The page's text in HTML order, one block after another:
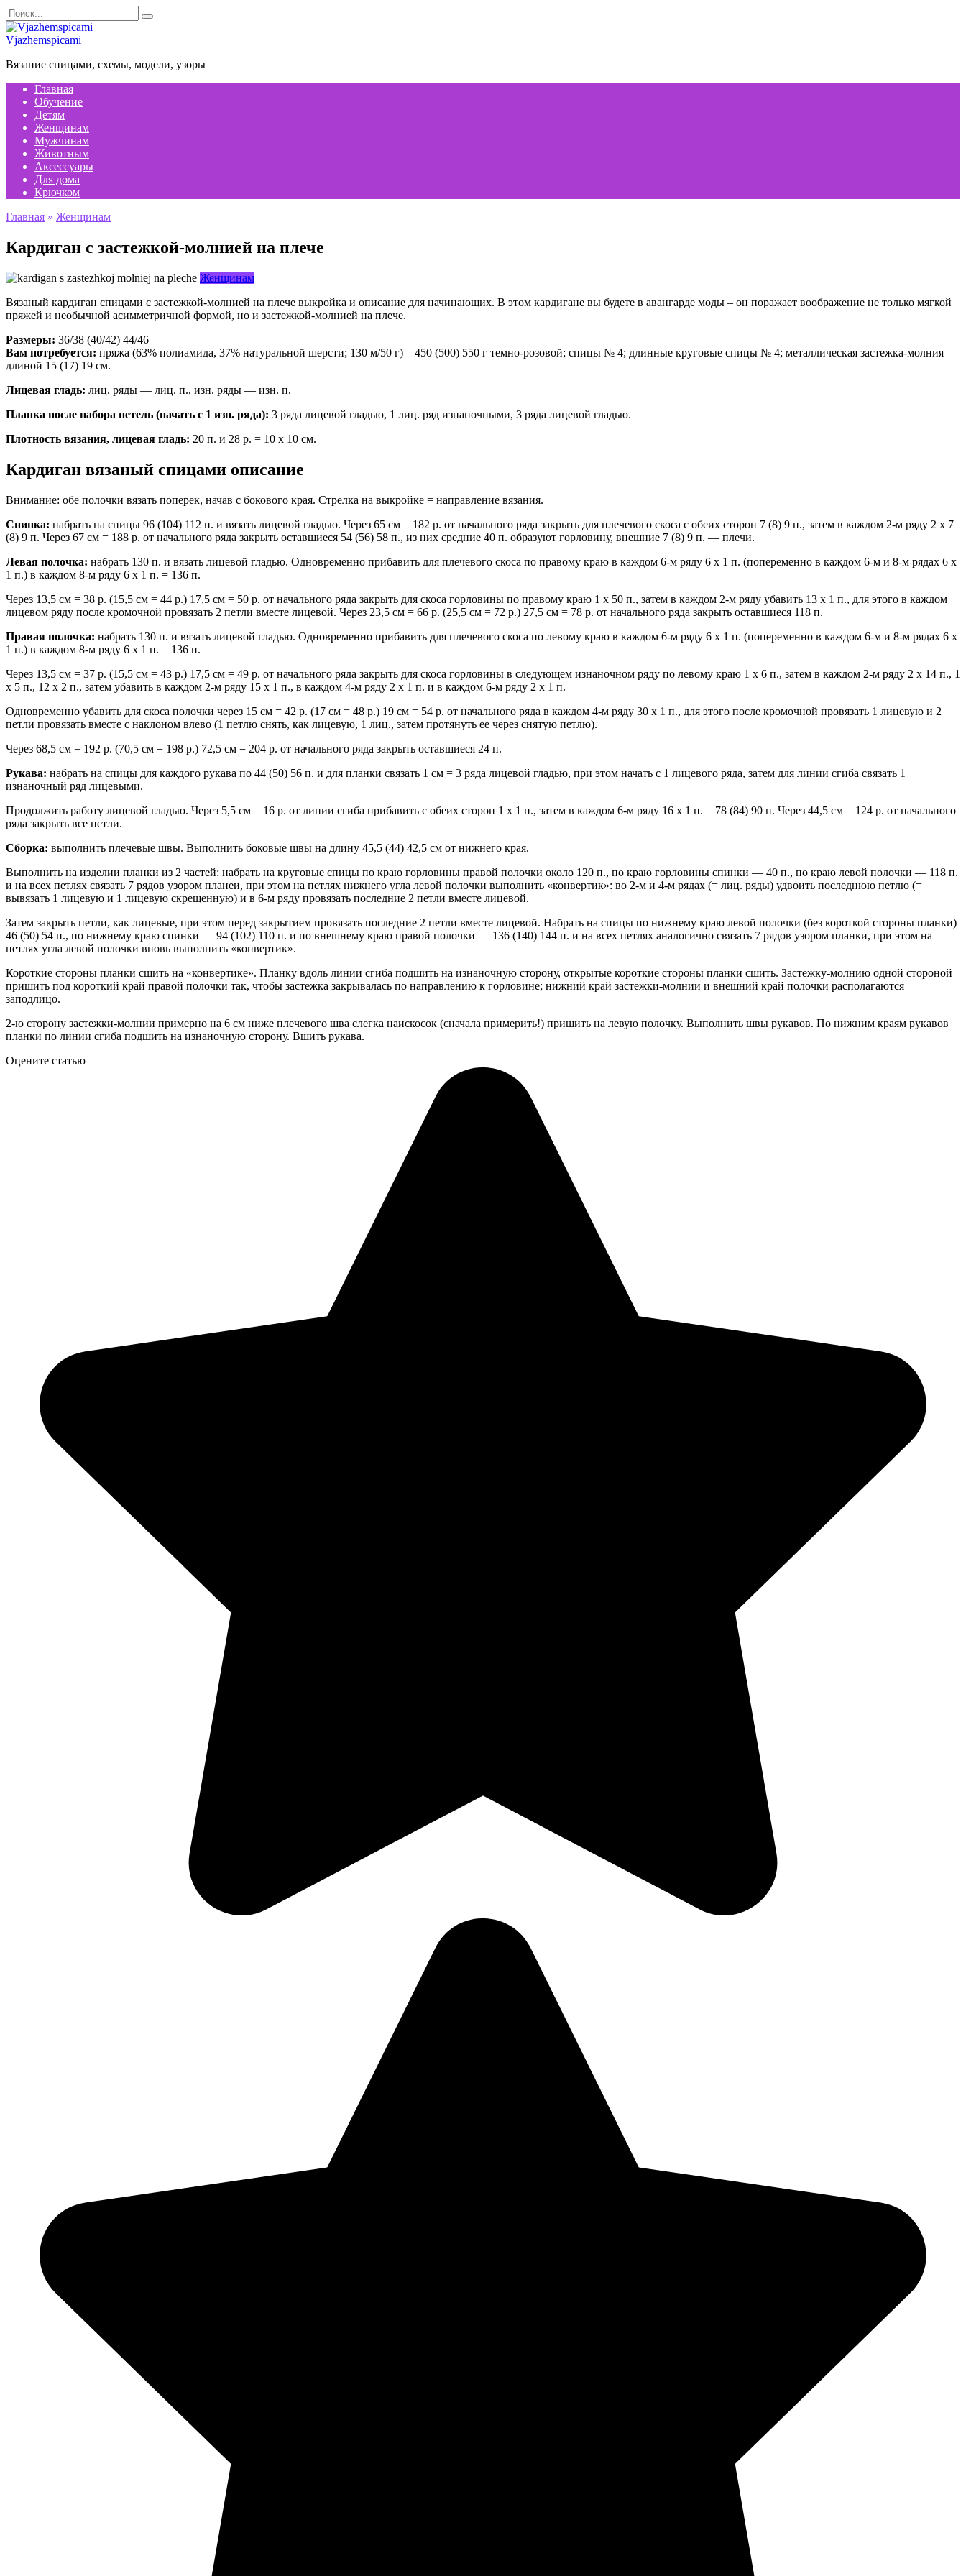
Перейти
к
содержанию
Search
for:
Vjazhemspicami
Вязание спицами, схемы, модели, узоры
Главная
Обучение
Детям
Женщинам
Мужчинам
Животным
Аксессуары
Для дома
Крючком
Главная » Женщинам
Кардиган с застежкой-молнией на плече
Женщинам
Вязаный кардиган спицами с застежкой-молнией на плече выкройка и описание для начинающих. В этом кардигане вы будете в авангарде моды – он поражает воображение не только мягкой
пряжей и необычной асимметричной формой, но и застежкой-молнией на плече.
Размеры: 36/38 (40/42) 44/46
Вам потребуется: пряжа (63% полиамида, 37% натуральной шерсти; 130 м/50 г) – 450 (500) 550 г темно-розовой; спицы № 4; длинные круговые спицы № 4; металлическая застежка-молния
длиной 15 (17) 19 см.
Лицевая гладь: лиц. ряды — лиц. п., изн. ряды — изн. п.
Планка после набора петель (начать с 1 изн. ряда): 3 ряда лицевой гладью, 1 лиц. ряд изнаночными, 3 ряда лицевой гладью.
Плотность вязания, лицевая гладь: 20 п. и 28 р. = 10 х 10 см.
Кардиган вязаный спицами описание
Внимание: обе полочки вязать поперек, начав с бокового края. Стрелка на выкройке = направление вязания.
Спинка: набрать на спицы 96 (104) 112 п. и вязать лицевой гладью. Через 65 см = 182 р. от начального ряда закрыть для плечевого скоса с обеих сторон 7 (8) 9 п., затем в каждом 2-м ряду 2 х 7
(8) 9 п. Через 67 см = 188 р. от начального ряда закрыть оставшиеся 54 (56) 58 п., из них средние 40 п. образуют горловину, внешние 7 (8) 9 п. — плечи.
Левая полочка: набрать 130 п. и вязать лицевой гладью. Одновременно прибавить для плечевого скоса по правому краю в каждом 6-м ряду 6 х 1 п. (попеременно в каждом 6-м и 8-м рядах 6 х
1 п.) в каждом 8-м ряду 6 х 1 п. = 136 п.
Через 13,5 см = 38 р. (15,5 см = 44 р.) 17,5 см = 50 р. от начального ряда закрыть для скоса горловины по правому краю 1 х 50 п., затем в каждом 2-м ряду убавить 13 х 1 п., для этого в каждом
лицевом ряду после кромочной провязать 2 петли вместе лицевой. Через 23,5 см = 66 р. (25,5 см = 72 р.) 27,5 см = 78 р. от начального ряда закрыть оставшиеся 118 п.
Правая полочка: набрать 130 п. и вязать лицевой гладью. Одновременно прибавить для плечевого скоса по левому краю в каждом 6-м ряду 6 х 1 п. (попеременно в каждом 6-м и 8-м рядах 6 х
1 п.) в каждом 8-м ряду 6 x 1 п. = 136 п.
Через 13,5 см = 37 р. (15,5 см = 43 р.) 17,5 см = 49 р. от начального ряда закрыть для скоса горловины в следующем изнаночном ряду по левому краю 1 х 6 п., затем в каждом 2-м ряду 2 х 14 п., 1
х 5 п., 12 х 2 п., затем убавить в каждом 2-м ряду 15 х 1 п., в каждом 4-м ряду 2 х 1 п. и в каждом 6-м ряду 2 х 1 п.
Одновременно убавить для скоса полочки через 15 см = 42 р. (17 см = 48 р.) 19 см = 54 р. от начального ряда в каждом 4-м ряду 30 х 1 п., для этого после кромочной провязать 1 лицевую и 2
петли провязать вместе с наклоном влево (1 петлю снять, как лицевую, 1 лиц., затем протянуть ее через снятую петлю).
Через 68,5 см = 192 р. (70,5 см = 198 р.) 72,5 см = 204 р. от начального ряда закрыть оставшиеся 24 п.
Рукава: набрать на спицы для каждого рукава по 44 (50) 56 п. и для планки связать 1 см = 3 ряда лицевой гладью, при этом начать с 1 лицевого ряда, затем для линии сгиба связать 1
изнаночный ряд лицевыми.
Продолжить работу лицевой гладью. Через 5,5 см = 16 р. от линии сгиба прибавить с обеих сторон 1 х 1 п., затем в каждом 6-м ряду 16 x 1 п. = 78 (84) 90 п. Через 44,5 см = 124 р. от начального
ряда закрыть все петли.
Сборка: выполнить плечевые швы. Выполнить боковые швы на длину 45,5 (44) 42,5 см от нижнего края.
Выполнить на изделии планки из 2 частей: набрать на круговые спицы по краю горловины правой полочки около 120 п., по краю горловины спинки — 40 п., по краю левой полочки — 118 п.
и на всех петлях связать 7 рядов узором планеи, при этом на петлях нижнего угла левой полочки выполнить «конвертик»: во 2-м и 4-м рядах (= лиц. ряды) удвоить последнюю петлю (=
вывязать 1 лицевую и 1 лицевую скрещенную) и в 6-м ряду провязать последние 2 петли вместе лицевой.
Затем закрыть петли, как лицевые, при этом перед закрытием провязать последние 2 петли вместе лицевой. Набрать на спицы по нижнему краю левой полочки (без короткой стороны планки)
46 (50) 54 п., по нижнему краю спинки — 94 (102) 110 п. и по внешнему краю правой полочки — 136 (140) 144 п. и на всех петлях аналогично связать 7 рядов узором планки, при этом на
петлях угла левой полочки вновь выполнить «конвертик».
Короткие стороны планки сшить на «конвертике». Планку вдоль линии сгиба подшить на изнаночную сторону, открытые короткие стороны планки сшить. Застежку-молнию одной стороной
пришить под короткий край правой полочки так, чтобы застежка закрывалась по направлению к горловине; нижний край застежки-молнии и внешний край полочки располагаются
заподлицо.
2-ю сторону застежки-молнии примерно на 6 см ниже плечевого шва слегка наискосок (сначала примерить!) пришить на левую полочку. Выполнить швы рукавов. По нижним краям рукавов
планки по линии сгиба подшить на изнаночную сторону. Вшить рукава.
Оцените статью